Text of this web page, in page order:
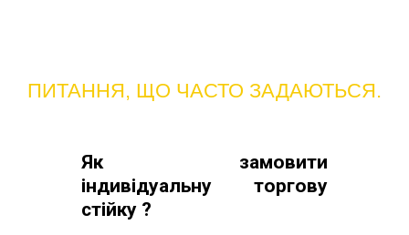
ПИТАННЯ, ЩО ЧАСТО ЗАДАЮТЬСЯ.
Як замовити
індивідуальну торгову
стійку ?